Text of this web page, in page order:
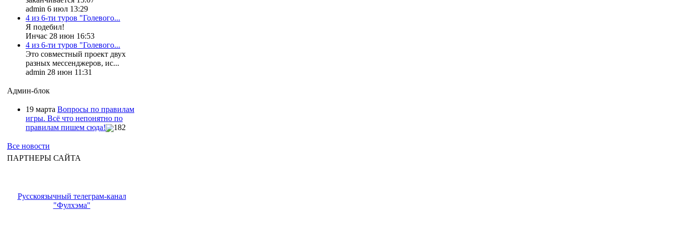
admin 6 июл 13:29
4 из 6-ти туров "Голевого...
Я подебил!
Инчас 28 июн 16:53
4 из 6-ти туров "Голевого...
Это совместный проект двух
разных мессенджеров, ис...
admin 28 июн 11:31
Админ-блок
19 марта Вопросы по правилам
игры. Всё что непонятно по
правилам пишем сюда!
182
Все новости
ПАРТНЕРЫ САЙТА
Русскоязычный телеграм-канал
"Фулхэма"